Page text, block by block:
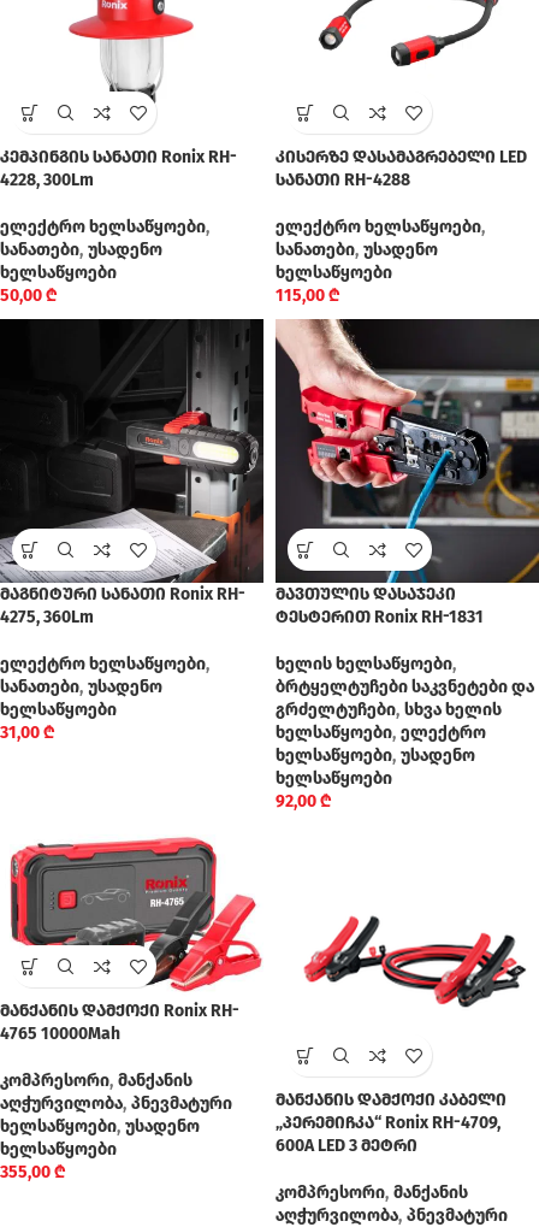
კემპინგის სანათი Ronix RH-
4228, 300Lm
ელექტრო ხელსაწყოები,
სანათები, უსადენო
ხელსაწყოები
50,00₾
კისერზე დასამაგრებელი LED
სანათი RH-4288
ელექტრო ხელსაწყოები,
სანათები, უსადენო
ხელსაწყოები
115,00₾
მაგნიტური სანათი Ronix RH-
4275, 360Lm
ელექტრო ხელსაწყოები,
სანათები, უსადენო
ხელსაწყოები
31,00₾
მავთულის დასაჯეკი
ტესტერით Ronix RH-1831
ხელის ხელსაწყოები,
ბრტყელტუჩები საკვნეტები და
გრძელტუჩები, სხვა ხელის
ხელსაწყოები, ელექტრო
ხელსაწყოები, უსადენო
ხელსაწყოები
92,00₾
მანქანის დამქოქი Ronix RH-
4765 10000Mah
კომპრესორი, მანქანის
აღჭურვილობა, პნევმატური
ხელსაწყოები, უსადენო
ხელსაწყოები
355,00₾
მანქანის დამქოქი კაბელი
„პერემიჩკა“ Ronix RH-4709,
600A LED 3 მეტრი
კომპრესორი, მანქანის
აღჭურვილობა, პნევმატური